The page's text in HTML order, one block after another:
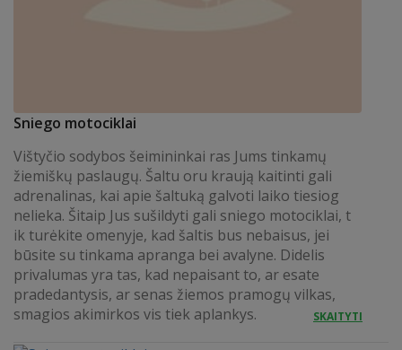
Sniego motociklai
Vištyčio sodybos šeimininkai ras Jums tinkamų
žiemiškų paslaugų. Šaltu oru kraują kaitinti gali
adrenalinas, kai apie šaltuką galvoti laiko tiesiog
nelieka. Šitaip Jus sušildyti gali sniego motociklai, t
ik turėkite omenyje, kad šaltis bus nebaisus, jei
būsite su tinkama apranga bei avalyne. Didelis
privalumas yra tas, kad nepaisant to, ar esate
pradedantysis, ar senas žiemos pramogų vilkas,
smagios akimirkos vis tiek aplankys.
SKAITYTI